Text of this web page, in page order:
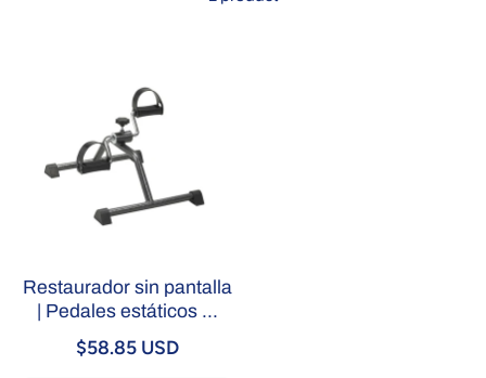
Restaurador sin pantalla
| Pedales estáticos ...
$58.85 USD